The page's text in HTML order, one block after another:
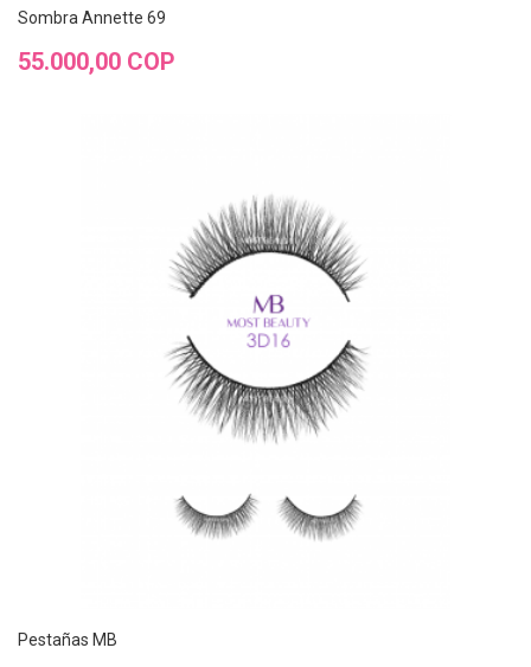
Sombra Annette 69
Precio
55.000,00 COP
Pestañas MB